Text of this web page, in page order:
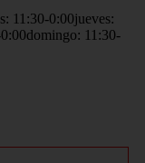
11:30-0:00jueves:
11:30-